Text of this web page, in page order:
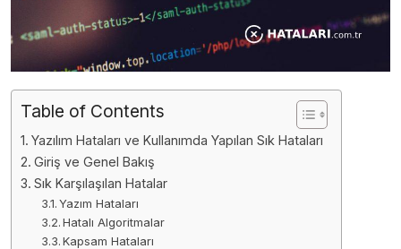
Table of Contents
Yazılım Hataları ve Kullanımda Yapılan Sık Hataları
Giriş ve Genel Bakış
Sık Karşılaşılan Hatalar
Yazım Hataları
Hatalı Algoritmalar
Kapsam Hataları